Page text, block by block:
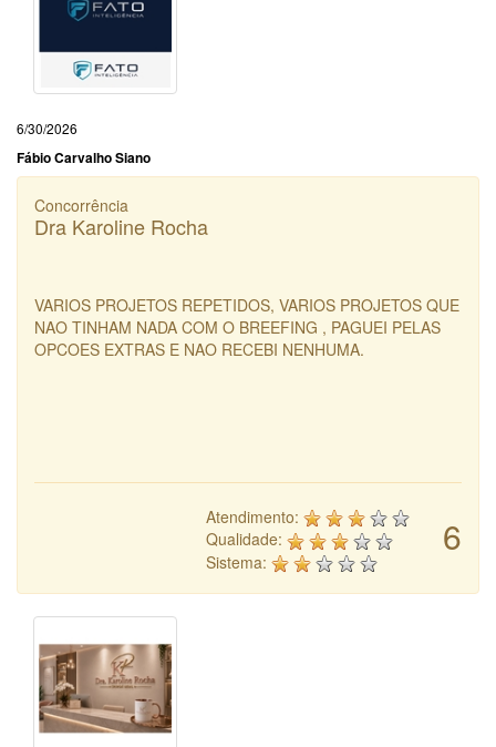
6/30/2026
Fábio Carvalho Siano
Concorrência
Dra Karoline Rocha
VARIOS PROJETOS REPETIDOS, VARIOS PROJETOS QUE
NAO TINHAM NADA COM O BREEFING , PAGUEI PELAS
OPCOES EXTRAS E NAO RECEBI NENHUMA.
6
Atendimento:
Qualidade:
Sistema: